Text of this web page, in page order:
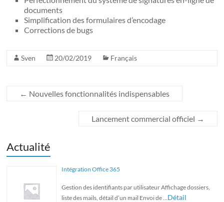
documents
Simplification des formulaires d’encodage
Corrections de bugs
Sven 20/02/2019 Français
← Nouvelles fonctionnalités indispensables
Lancement commercial officiel →
Actualité
Intégration Office 365
Gestion des identifiants par utilisateur Affichage dossiers,
liste des mails, détail d’un mail Envoi de …Détail